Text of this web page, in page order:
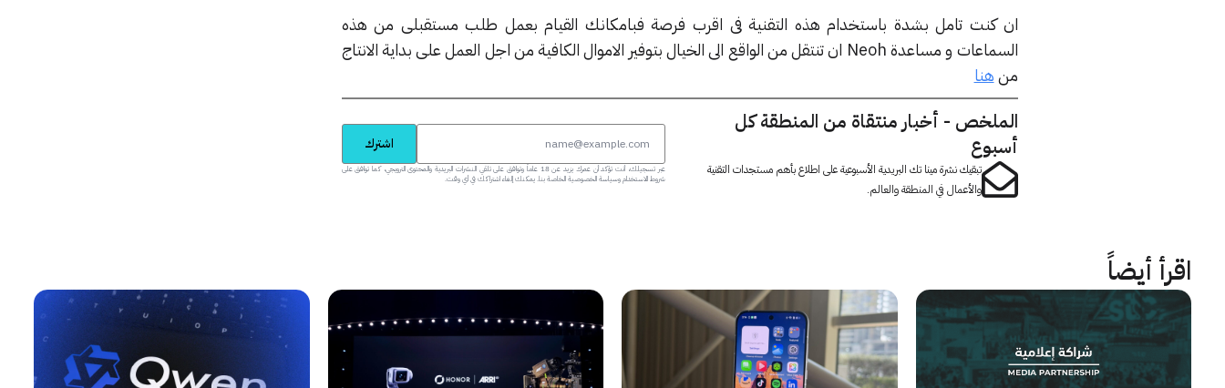
ان كنت تامل بشدة باستخدام هذه التقنية فى اقرب فرصة فبامكانك القيام بعمل طلب مستقبلى من هذه
السماعات و مساعدة Neoh ان تنتقل من الواقع الى الخيال بتوفير الاموال الكافية من اجل العمل على بداية الانتاج
منهنا
الملخص - أخبار منتقاة من المنطقة كل
أسبوع
تبقيك نشرة مينا تك البريدية الأسبوعية على اطلاع بأهم مستجدات التقنية
والأعمال في المنطقة والعالم.
اشترك
عبر تسجيلك، أنت تؤكد أن عمرك يزيد عن 18 عاماً وتوافق على تلقي النشرات البريدية والمحتوى الترويجي، كما توافق على
شروط الاستخدام وسياسة الخصوصية الخاصة بنا. يمكنك إلغاء اشتراكك في أي وقت.
اقرأ أيضاً